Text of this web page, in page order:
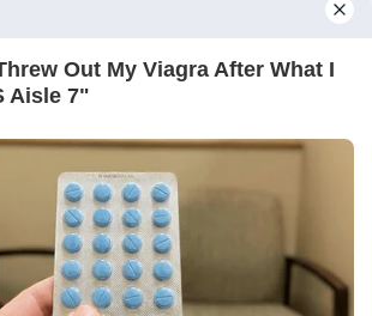
en mi habitación.
sobre mi maleta.
oscuro en su mano.
en la pantalla estaba
— nada que ver con la
del terminal.